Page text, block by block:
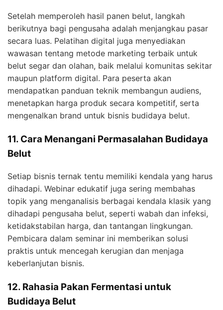
Setelah memperoleh hasil panen belut, langkah
berikutnya bagi pengusaha adalah menjangkau pasar
secara luas. Pelatihan digital juga menyediakan
wawasan tentang metode marketing terbaik untuk
belut segar dan olahan, baik melalui komunitas sekitar
maupun platform digital. Para peserta akan
mendapatkan panduan teknik membangun audiens,
menetapkan harga produk secara kompetitif, serta
mengenalkan brand untuk bisnis budidaya belut.
11. Cara Menangani Permasalahan Budidaya
Belut
Setiap bisnis ternak tentu memiliki kendala yang harus
dihadapi. Webinar edukatif juga sering membahas
topik yang menganalisis berbagai kendala klasik yang
dihadapi pengusaha belut, seperti wabah dan infeksi,
ketidakstabilan harga, dan tantangan lingkungan.
Pembicara dalam seminar ini memberikan solusi
praktis untuk mencegah kerugian dan menjaga
keberlanjutan bisnis.
12. Rahasia Pakan Fermentasi untuk
Budidaya Belut